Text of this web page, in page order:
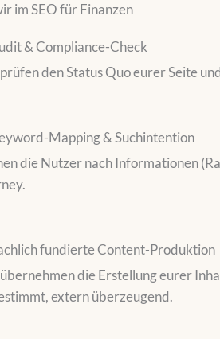
im SEO für Finanzen
& Compliance-Check
den Status Quo eurer Seite
Mapping & Suchintention
die Nutzer nach Informationen
fundierte Content-Produktion
die Erstellung eurer
extern überzeugend.